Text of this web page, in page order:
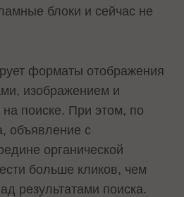
блоки и сейчас не
форматы отображения
изображением и
поиске. При этом, по
объявление с
органической
больше кликов, чем
результатами поиска.